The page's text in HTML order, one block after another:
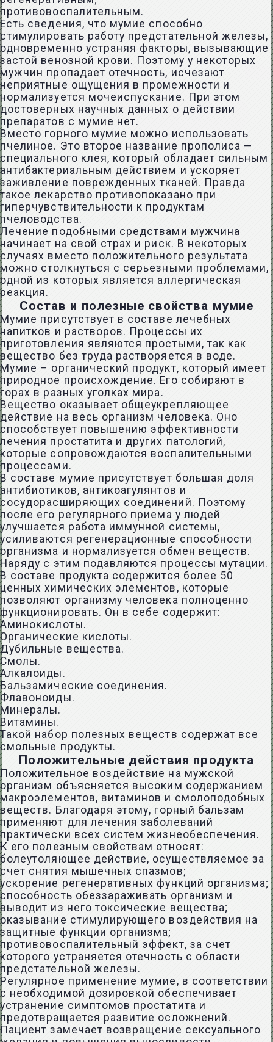
противовоспалительным.
Есть сведения, что мумие способно
стимулировать работу предстательной железы,
одновременно устраняя факторы, вызывающие
застой венозной крови. Поэтому у некоторых
мужчин пропадает отечность, исчезают
неприятные ощущения в промежности и
нормализуется мочеиспускание. При этом
достоверных научных данных о действии
препаратов с мумие нет.
Вместо горного мумие можно использовать
пчелиное. Это второе название прополиса —
специального клея, который обладает сильным
антибактериальным действием и ускоряет
заживление поврежденных тканей. Правда
такое лекарство противопоказано при
гиперчувствительности к продуктам
пчеловодства.
Лечение подобными средствами мужчина
начинает на свой страх и риск. В некоторых
случаях вместо положительного результата
можно столкнуться с серьезными проблемами,
одной из которых является аллергическая
реакция.
Состав и полезные свойства мумие
Мумие присутствует в составе лечебных
напитков и растворов. Процессы их
приготовления являются простыми, так как
вещество без труда растворяется в воде.
Мумие – органический продукт, который имеет
природное происхождение. Его собирают в
горах в разных уголках мира.
Вещество оказывает общеукрепляющее
действие на весь организм человека. Оно
способствует повышению эффективности
лечения простатита и других патологий,
которые сопровождаются воспалительными
процессами.
В составе мумие присутствует большая доля
антибиотиков, антикоагулянтов и
сосудорасширяющих соединений. Поэтому
после его регулярного приема у людей
улучшается работа иммунной системы,
усиливаются регенерационные способности
организма и нормализуется обмен веществ.
Наряду с этим подавляются процессы мутации.
В составе продукта содержится более 50
ценных химических элементов, которые
позволяют организму человека полноценно
функционировать. Он в себе содержит:
Аминокислоты.
Органические кислоты.
Дубильные вещества.
Смолы.
Алкалоиды.
Бальзамические соединения.
Флавоноиды.
Минералы.
Витамины.
Такой набор полезных веществ содержат все
смольные продукты.
Положительные действия продукта
Положительное воздействие на мужской
организм объясняется высоким содержанием
макроэлементов, витаминов и смолоподобных
веществ. Благодаря этому, горный бальзам
применяют для лечения заболеваний
практически всех систем жизнеобеспечения.
К его полезным свойствам относят:
болеутоляющее действие, осуществляемое за
счет снятия мышечных спазмов;
ускорение регенеративных функций организма;
способность обеззараживать организм и
выводит из него токсические вещества;
оказывание стимулирующего воздействия на
защитные функции организма;
противовоспалительный эффект, за счет
которого устраняется отечность с области
предстательной железы.
Регулярное применение мумие, в соответствии
с необходимой дозировкой обеспечивает
устранение симптомов простатита и
предотвращается развитие осложнений.
Пациент замечает возвращение сексуального